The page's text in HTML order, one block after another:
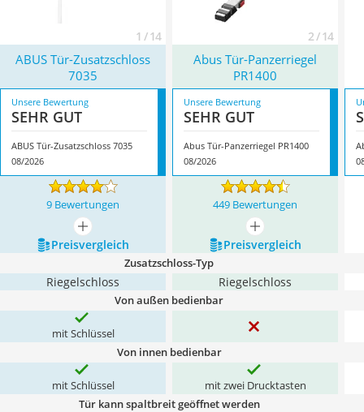
1 / 14 2 / 14
ABUS Tür-Zusatzschloss
7035
Abus Tür-Panzerriegel
PR1400
Unsere Bewertung
SEHR GUT
ABUS Tür-Zusatzschloss 7035
08/2026
Unsere Bewertung
SEHR GUT
Abus Tür-Panzerriegel PR1400
08/2026
9 Bewertungen 449 Bewertungen
mehr anzeigen
mehr anzeigen
Preis­vergleich
Preis­vergleich
Zusatzschloss-Typ
Riegelschloss Riegelschloss
Von außen bedienbar
mit Schlüssel
Von innen bedienbar
mit Schlüssel mit zwei Drucktasten
Tür kann spaltbreit geöffnet werden